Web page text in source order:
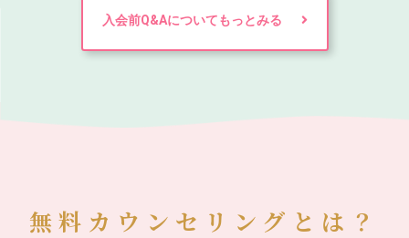
入会前Q&Aについてもっとみる
無料カウンセリングとは？